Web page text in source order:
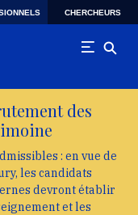
CHERCHEURS
des
: en vue de
les candidats
devront établir
et les